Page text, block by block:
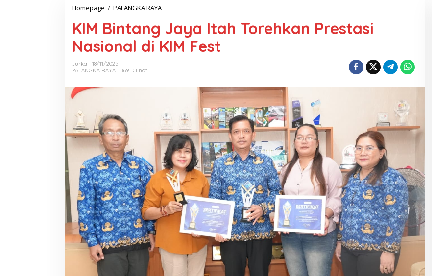
Homepage / PALANGKA RAYA
KIM Bintang Jaya Itah Torehkan Prestasi
Nasional di KIM Fest
Jurka
18/11/2025
PALANGKA RAYA
869 Dilihat